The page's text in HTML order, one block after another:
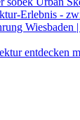
Erlebnis -
entdecken